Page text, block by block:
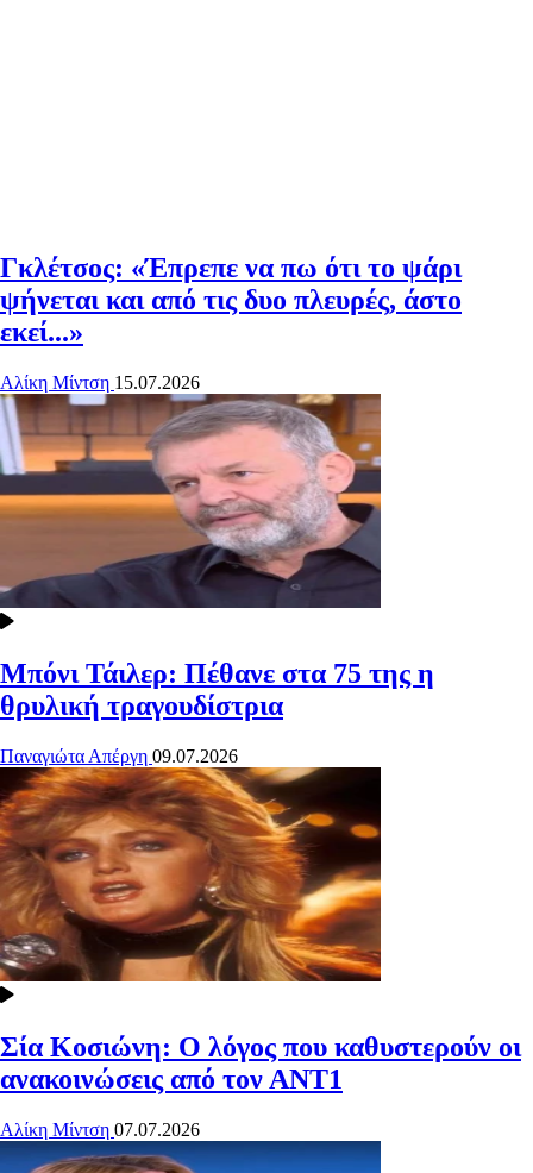
Γκλέτσος: «Έπρεπε να πω ότι το ψάρι
ψήνεται και από τις δυο πλευρές, άστο
εκεί...»
Αλίκη Μίντση 15.07.2026
Μπόνι Τάιλερ: Πέθανε στα 75 της η
θρυλική τραγουδίστρια
Παναγιώτα Απέργη 09.07.2026
Σία Κοσιώνη: Ο λόγος που καθυστερούν οι
ανακοινώσεις από τον ΑΝΤ1
Αλίκη Μίντση 07.07.2026